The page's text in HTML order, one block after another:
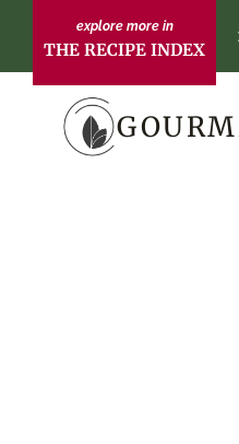
content
THE RECIPE INDEX